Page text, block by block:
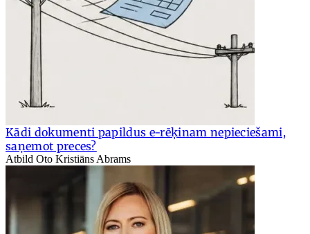
Kādi dokumenti papildus e-rēķinam nepieciešami,
saņemot preces?
Atbild Oto Kristiāns Abrams